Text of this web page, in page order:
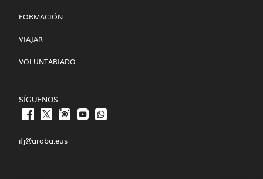
FORMACIÓN
VIAJAR
VOLUNTARIADO
SÍGUENOS
ifj@araba.eus